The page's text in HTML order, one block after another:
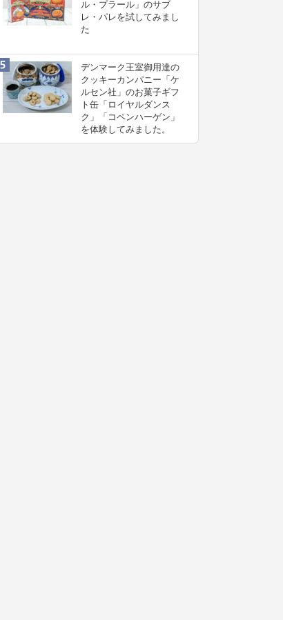
ル・プラール」のサブ
レ・パレを試してみまし
た
デンマーク王室御用達の
クッキーカンパニー「ケ
ルセン社」のお菓子ギフ
ト缶「ロイヤルダンス
ク」「コペンハーゲン」
を体験してみました。